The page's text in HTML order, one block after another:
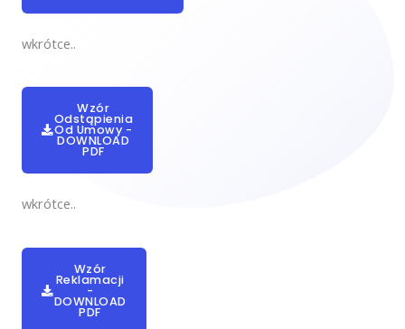
wkrótce..
Wzór
Odstąpienia
Od Umowy -
DOWNLOAD
PDF
wkrótce..
Wzór
Reklamacji
-
DOWNLOAD
PDF